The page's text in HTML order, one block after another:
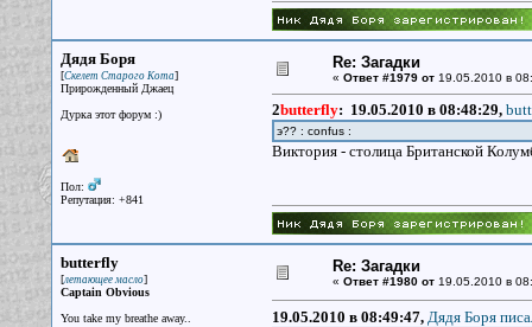
Дядя Боря
[Скелет Старого Кота]
Прирожденный Джаец
Дурка этот форум :)
Пол:
Репутация: +841
Re: Загадки
« Ответ #1979 от19.05.2010 в
2butterfly: 19.05.2010 в 08:48:29,
э?? : confus :
Виктория - столица Британской
butterfly
[летающее масло]
Captain Obvious
You take my breathe away..
Re: Загадки
« Ответ #1980 от19.05.2010 в
19.05.2010 в 08:49:47, Дядя Боря